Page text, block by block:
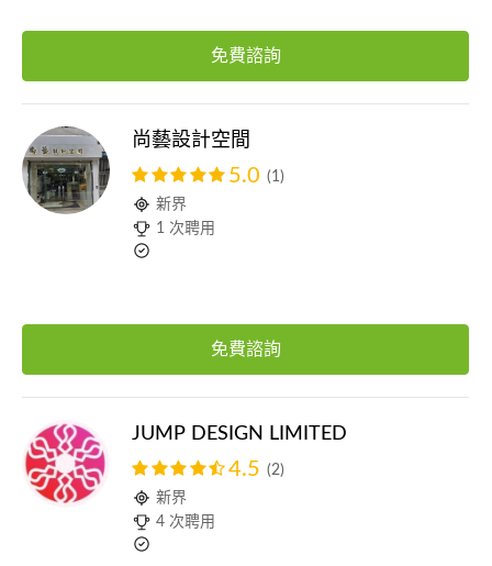
免費諮詢
尚藝設計空間
5.0 (1)
新界
1 次聘用
免費諮詢
JUMP DESIGN LIMITED
4.5 (2)
新界
4 次聘用